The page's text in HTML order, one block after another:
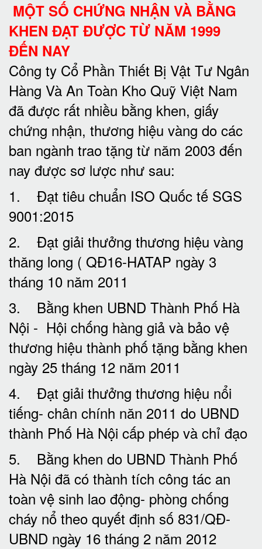
MỘT SỐ CHỨNG NHẬN VÀ BẰNG
KHEN ĐẠT ĐƯỢC TỪ NĂM 1999
ĐẾN NAY
Công ty Cổ Phần Thiết Bị Vật Tư Ngân
Hàng Và An Toàn Kho Quỹ Việt Nam
đã được rất nhiều bằng khen, giấy
chứng nhận, thương hiệu vàng do các
ban ngành trao tặng từ năm 2003 đến
nay được sơ lược như sau:
1. Đạt tiêu chuẩn ISO Quốc tế SGS
9001:2015
2. Đạt giải thưởng thương hiệu vàng
thăng long ( QĐ16-HATAP ngày 3
tháng 10 năm 2011
3. Bằng khen UBND Thành Phố Hà
Nội - Hội chống hàng giả và bảo vệ
thương hiệu thành phố tặng bằng khen
ngày 25 tháng 12 năm 2011
4. Đạt giải thưởng thương hiệu nổi
tiếng- chân chính năn 2011 do UBND
thành Phố Hà Nội cấp phép và chỉ đạo
5. Bằng khen do UBND Thành Phố
Hà Nội đã có thành tích công tác an
toàn vệ sinh lao động- phòng chống
cháy nổ theo quyết định số 831/QĐ-
UBND ngày 16 tháng 2 năm 2012